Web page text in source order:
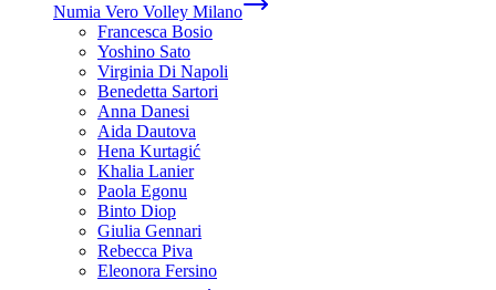
Numia Vero Volley Milano
Francesca Bosio
Yoshino Sato
Virginia Di Napoli
Benedetta Sartori
Anna Danesi
Aida Dautova
Hena Kurtagić
Khalia Lanier
Paola Egonu
Binto Diop
Giulia Gennari
Rebecca Piva
Eleonora Fersino